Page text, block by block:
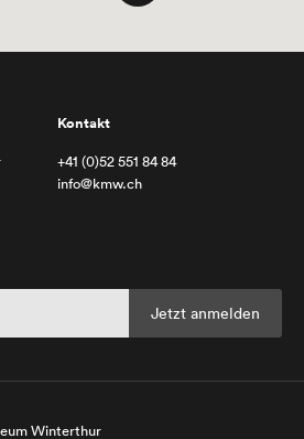
Kontakt
+41 (0)52 551 84 84
info@kmw.ch
Winterthur